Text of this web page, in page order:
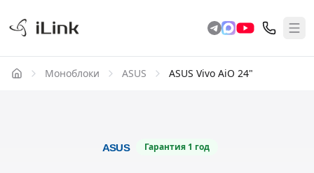
Моноблоки ASUS ASUS Vivo AiO 24"
Гарантия 1 год